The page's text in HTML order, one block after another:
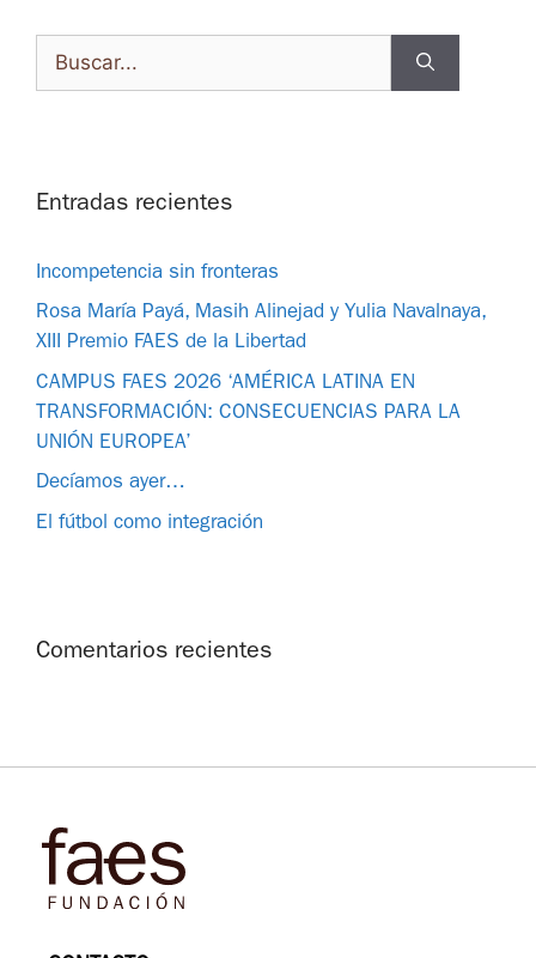
Entradas recientes
Incompetencia sin fronteras
Rosa María Payá, Masih Alinejad y Yulia Navalnaya,
XIII Premio FAES de la Libertad
CAMPUS FAES 2026 ‘AMÉRICA LATINA EN
TRANSFORMACIÓN: CONSECUENCIAS PARA LA
UNIÓN EUROPEA’
Decíamos ayer…
El fútbol como integración
Comentarios recientes